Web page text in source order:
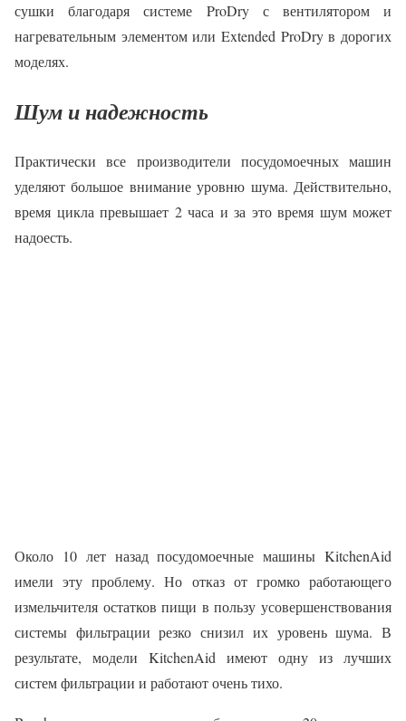
сушки благодаря системе ProDry с вентилятором и
нагревательным элементом или Extended ProDry в дорогих
моделях.
Шум и надежность
Практически все производители посудомоечных машин
уделяют большое внимание уровню шума. Действительно,
время цикла превышает 2 часа и за это время шум может
надоесть.
Около 10 лет назад посудомоечные машины KitchenAid
имели эту проблему. Но отказ от громко работающего
измельчителя остатков пищи в пользу усовершенствования
системы фильтрации резко снизил их уровень шума. В
результате, модели KitchenAid имеют одну из лучших
систем фильтрации и работают очень тихо.